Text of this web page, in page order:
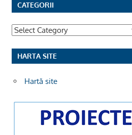
CATEGORII
Categorii
HARTA SITE
Hartă site